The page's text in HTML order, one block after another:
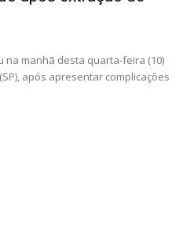
na manhã desta quarta-feira (10)
após apresentar complicações